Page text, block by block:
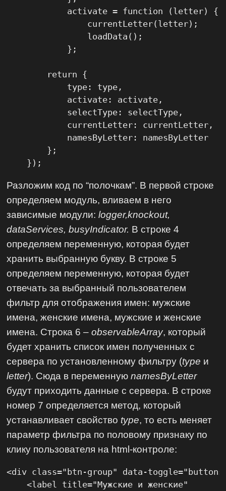
            activate = function (letter) {
                currentLetter(letter);
                loadData();
            };
        return {
            type: type,
            activate: activate,
            selectType: selectType,
            currentLetter: currentLetter,
            namesByLetter: namesByLetter
        };
    });
Разложим код по “полочкам”. В первой строке
определяем модуль, вливаем в него
зависимые модули:logger,knockout,
dataServices, busyIndicator. В строке 4
определяем переменную, которая будет
хранить выбранную букву. В строке 5
определяем переменную, которая будет
отвечать за выбранный пользователем
фильтр для отображения имен: мужские
имена, женские имена, мужские и женские
имена. Строка 6 –observableArray, который
будет хранить список имен полученных с
сервера по установленному фильтру (type и
letter). Сюда в переменнуюnamesByLetter
будут приходить данные с сервера. В строке
номер 7 определяется метод, который
устанавливает свойство type, то есть меняет
параметр фильтра по половому признаку по
клику пользователя на html-контроле:
<div class="btn-group" data-
    <label title="Мужские и женские"